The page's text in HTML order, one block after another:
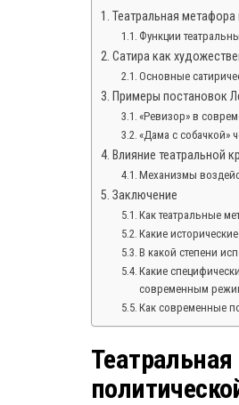
Театральная
Функции
Сатира как
Основные
Примеры постановок
«Ревизор» в
«Дама с собачкой»
Влияние театральной
Механизмы
Заключение
Как театральные
Какие
В какой степени
Какие
современным
Как современные